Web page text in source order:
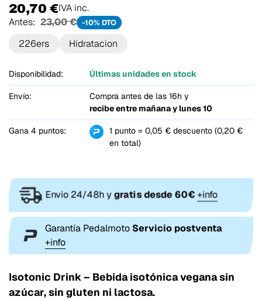
20,70 €IVA inc.
Antes: 23,00 € -10% DTO
226ers Hidratacion
Disponibilidad: Últimas unidades en stock
Envío:
Compra antes de las 16h y
recibe entre mañana y lunes 10
Gana 4 puntos:
1 punto = 0,05 € descuento (0,20 €
en total)
Envio 24/48h ygratis desde 60€+info
Garantía Pedalmoto Servicio postventa
+info
Isotonic Drink – Bebida isotónica vegana sin
azúcar, sin gluten ni lactosa.